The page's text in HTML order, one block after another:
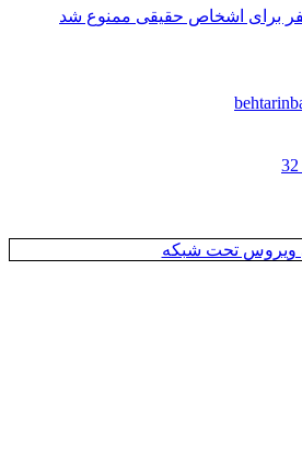
برای اشخاص حقیقی ممنوع شد
ویروس تحت شبکه